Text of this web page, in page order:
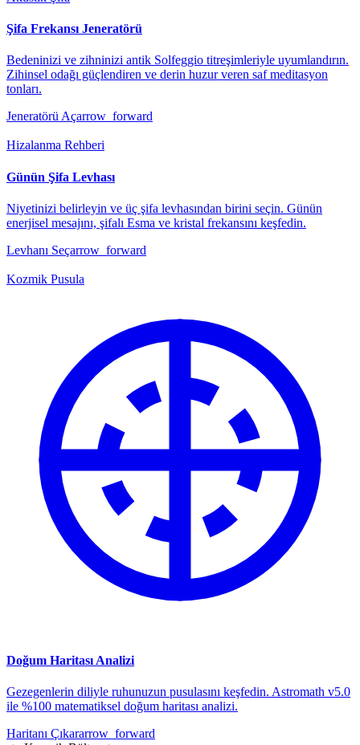
Şifa Frekansı Jeneratörü
Bedeninizi ve zihninizi antik Solfeggio titreşimleriyle uyumlandırın.
Zihinsel odağı güçlendiren ve derin huzur veren saf meditasyon
tonları.
Jeneratörü Açarrow_forward
Hizalanma Rehberi
Günün Şifa Levhası
Niyetinizi belirleyin ve üç şifa levhasından birini seçin. Günün
enerjisel mesajını, şifalı Esma ve kristal frekansını keşfedin.
Levhanı Seçarrow_forward
Kozmik Pusula
Doğum Haritası Analizi
Gezegenlerin diliyle ruhunuzun pusulasını keşfedin. Astromath v5.0
ile %100 matematiksel doğum haritası analizi.
Haritanı Çıkararrow_forward